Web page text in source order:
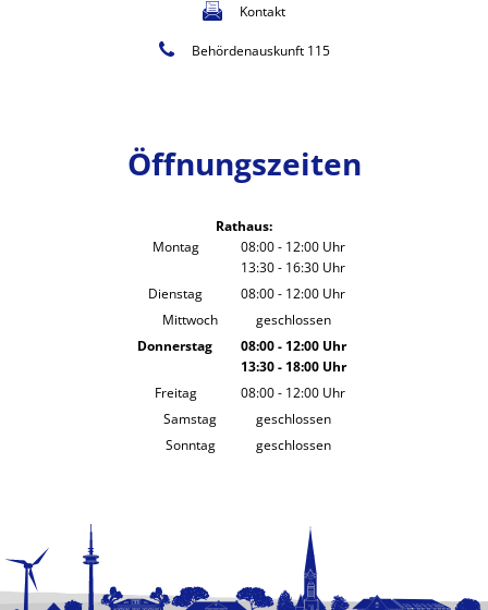
Kontakt
Behördenauskunft 115
Öffnungszeiten
Rathaus:
Montag
08:00- 12:00 Uhr
Von 08:00 bis 12:00 Uhr
13:30- 16:30 Uhr
Von 13:30 bis 16:30 Uhr
Dienstag 08:00- 12:00 Uhr
Von 08:00 bis 12:00 Uhr
Mittwoch
geschlossen
Donnerstag
08:00- 12:00Uhr
Von 08:00 bis 12:00 Uhr
13:30- 18:00Uhr
Von 13:30 bis 18:00 Uhr
Freitag 08:00- 12:00 Uhr
Von 08:00 bis 12:00 Uhr
Samstag
geschlossen
Sonntag
geschlossen